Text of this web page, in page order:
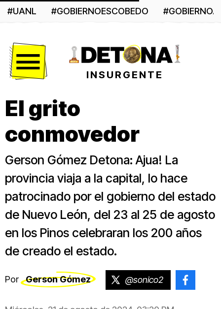
#UANL #GOBIERNOESCOBEDO
INSURGENTE
El grito
conmovedor
Gerson Gómez Detona: Ajua! La
provincia viaja a la capital, lo hace
patrocinado por el gobierno del estado
de Nuevo León, del 23 al 25 de agosto
en los Pinos celebraran los 200 años
de creado el estado.
Por Gerson Gómez @sonico2